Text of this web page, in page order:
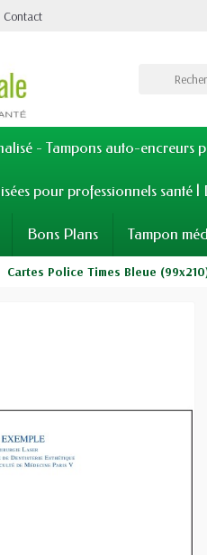
Contact
- Tampons auto-encreurs
pour professionnels santé |
Bons Plans Tampon
Cartes Police Times Bleue